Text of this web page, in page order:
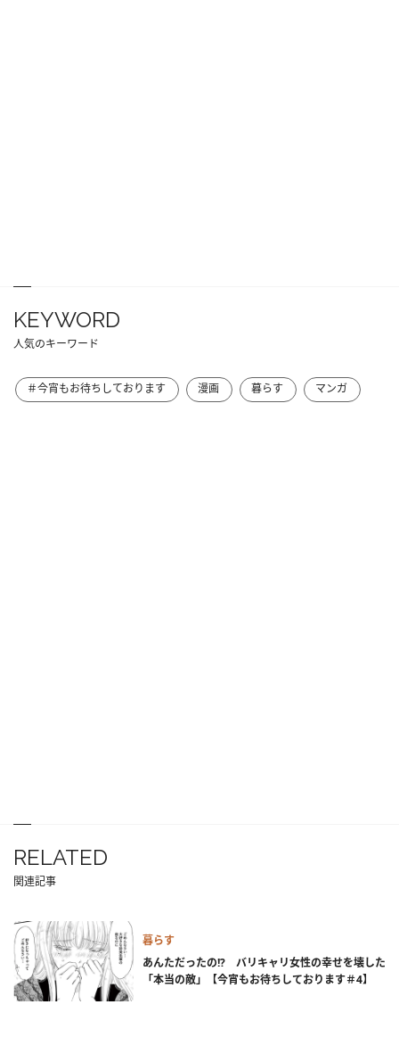
KEYWORD
人気のキーワード
＃今宵もお待ちしております 漫画 暮らす マンガ
RELATED
関連記事
暮らす
あんただったの!? バリキャリ女性の幸せを壊した
「本当の敵」【今宵もお待ちしております＃4】